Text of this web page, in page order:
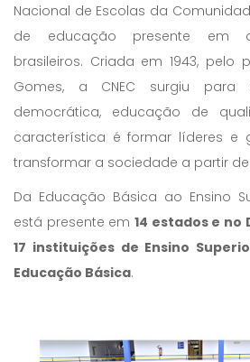
Nacional de Escolas da
de educação presente em
brasileiros. Criada em 1943, pelo
Gomes, a CNEC surgiu para
democrática, educação de
característica é formar líderes e
transformar a sociedade a partir
Da Educação Básica ao Ensino
está presente em 14 estados e
17 instituições de Ensino
Educação Básica.